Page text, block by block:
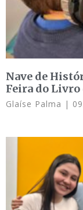
Nave de
Feira do Livro
Glaíse Palma